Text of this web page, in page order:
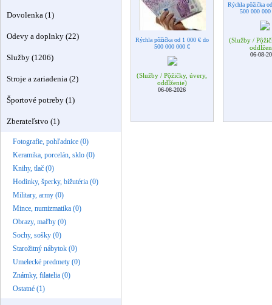
Dovolenka (1)
Odevy a doplnky (22)
Služby (1206)
Stroje a zariadenia (2)
Športové potreby (1)
Zberateľstvo (1)
Fotografie, pohľadnice (0)
Keramika, porcelán, sklo (0)
Knihy, tlač (0)
Hodinky, šperky, bižutéria (0)
Military, army (0)
Mince, numizmatika (0)
Obrazy, maľby (0)
Sochy, sošky (0)
Starožitný nábytok (0)
Umelecké predmety (0)
Známky, filatelia (0)
Ostatné (1)
Rýchla pôžička od 1 000 € do
500 000 000 €
(Služby / Pôžičky, úvery,
oddĺženie)
06-08-2026
Rýchla pôžička
500 000
(Služby /
06-08-